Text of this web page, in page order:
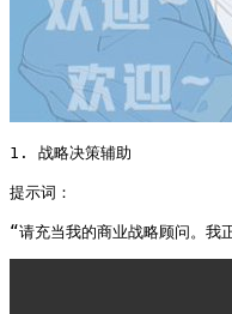
1. 战略决策辅助
提示词：
“请充当我的商业战略顾问。